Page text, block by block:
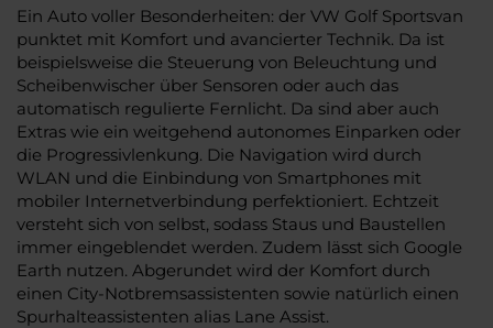
Ein Auto voller Besonderheiten: der VW Golf Sportsvan
punktet mit Komfort und avancierter Technik. Da ist
beispielsweise die Steuerung von Beleuchtung und
Scheibenwischer über Sensoren oder auch das
automatisch regulierte Fernlicht. Da sind aber auch
Extras wie ein weitgehend autonomes Einparken oder
die Progressivlenkung. Die Navigation wird durch
WLAN und die Einbindung von Smartphones mit
mobiler Internetverbindung perfektioniert. Echtzeit
versteht sich von selbst, sodass Staus und Baustellen
immer eingeblendet werden. Zudem lässt sich Google
Earth nutzen. Abgerundet wird der Komfort durch
einen City-Notbremsassistenten sowie natürlich einen
Spurhalteassistenten alias Lane Assist.